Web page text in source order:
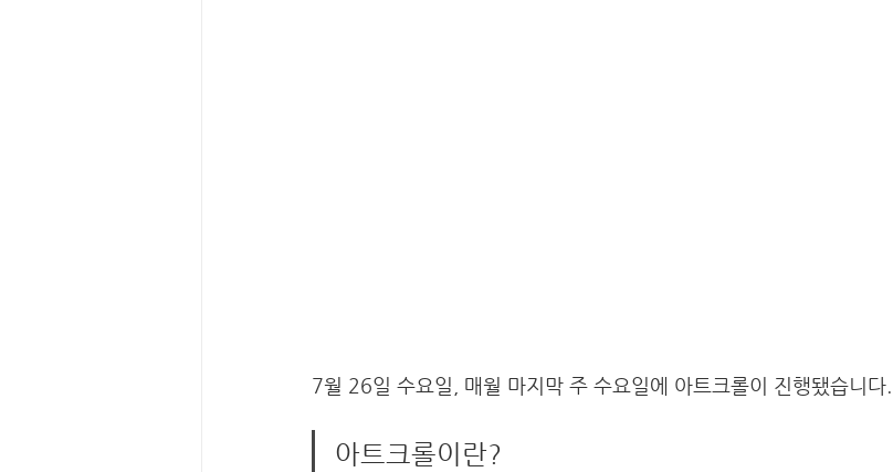
7월 26일 수요일, 매월 마지막 주 수요일에 아트크롤이 진행됐습니다.
아트크롤이란?